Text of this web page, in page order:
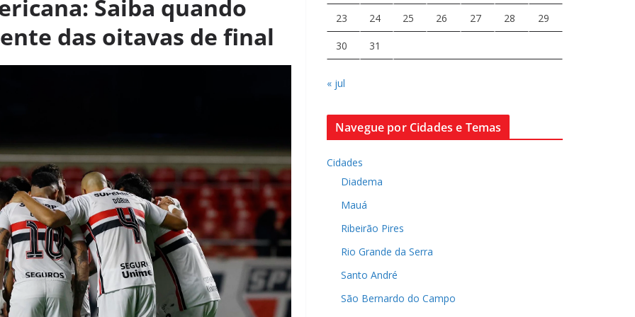
Saiba quando
das oitavas de final
23 24 25 26 27 28 29
30 31
« jul
Navegue por Cidades e Temas
Cidades
Diadema
Mauá
Ribeirão Pires
Rio Grande da Serra
Santo André
São Bernardo do Campo